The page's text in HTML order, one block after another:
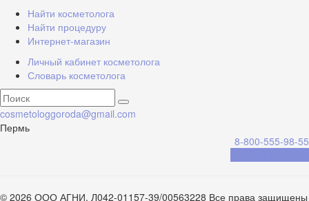
Найти косметолога
Найти процедуру
Интернет-магазин
Личный кабинет косметолога
Словарь косметолога
cosmetologgoroda@gmail.com
Пермь
8-800-555-98-55
© 2026 ООО АГНИ, Л042-01157-39/00563228 Все права защищены